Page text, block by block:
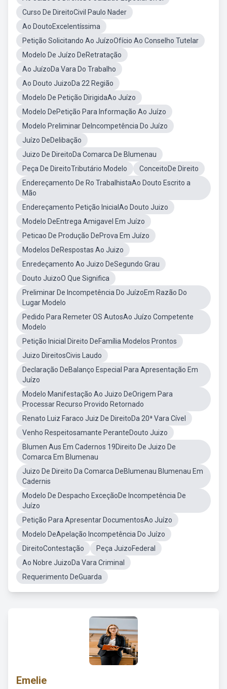
Curso De DireitoCivil Paulo Nader
Ao DoutoExcelentíssima
Petição Solicitando Ao JuízoOfício Ao Conselho Tutelar
Modelo De Juízo DeRetratação
Ao JuízoDa Vara Do Trabalho
Ao Douto JuizoDa 22 Região
Modelo De Petição DirigidaAo Juízo
Modelo DePetição Para Informação Ao Juízo
Modelo Preliminar DeIncompetência Do Juízo
Juízo DeDelibação
Juizo De DireitoDa Comarca De Blumenau
Peça De DireitoTributário Modelo
ConceitoDe Direito
Endereçamento De Ro TrabalhistaAo Douto Escrito a
Mão
Endereçamento Petição InicialAo Douto Juizo
Modelo DeEntrega Amigavel Em Juízo
Peticao De Produção DeProva Em Juízo
Modelos DeRespostas Ao Juizo
Enredeçamento Ao Juizo DeSegundo Grau
Douto JuizoO Que Significa
Preliminar De Incompetência Do JuízoEm Razão Do
Lugar Modelo
Pedido Para Remeter OS AutosAo Juízo Competente
Modelo
Petição Inicial Direito DeFamília Modelos Prontos
Juizo DireitosCivis Laudo
Declaração DeBalanço Especial Para Apresentação Em
Juízo
Modelo Manifestação Ao Juizo DeOrigem Para
Processar Recurso Provido Retornado
Renato Luiz Faraco Juiz De DireitoDa 20ª Vara Cível
Venho Respeitosamante PeranteDouto Juizo
Blumen Aus Em Cadernos 19Direito De Juizo De
Comarca Em Blumenau
Juizo De Direito Da Comarca DeBlumenau Blumenau Em
Cadernis
Modelo De Despacho ExceçãoDe Incompetência De
Juízo
Petição Para Apresentar DocumentosAo Juízo
Modelo DeApelação Incompetência Do Juízo
DireitoContestação
Peça JuizoFederal
Ao Nobre JuizoDa Vara Criminal
Requerimento DeGuarda
Emelie